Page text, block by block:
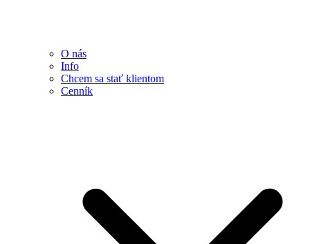
O nás
Info
Chcem sa stať klientom
Cenník